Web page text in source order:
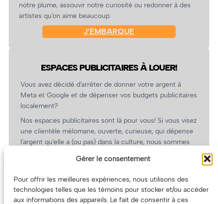
Gérer le consentement
Pour offrir les meilleures expériences, nous utilisons des
technologies telles que les témoins pour stocker et/ou accéder
aux informations des appareils. Le fait de consentir à ces
notre plume, assouvir notre curiosité ou redonner à des
artistes qu’on aime beaucoup.
J’EMBARQUE
ESPACES PUBLICITAIRES À LOUER!
Vous avez décidé d’arrêter de donner votre argent à
Meta et Google et de dépenser vos budgets publicitaires
localement?
Nos espaces publicitaires sont là pour vous! Si vous visez
une clientèle mélomane, ouverte, curieuse, qui dépense
l’argent qu’elle a (ou pas) dans la culture, nous sommes
revient.
(Oui, on va avoir des tarifs spéciaux pour vous, les